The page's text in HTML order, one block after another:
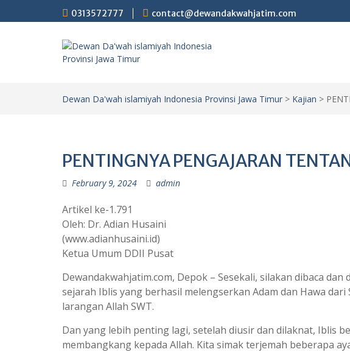
0313572777 contact@dewandakwahjatim.com
Dewan Da'wah islamiyah Indonesia Provinsi Jawa Timur > Kajian >
PENTINGNYA PENGAJARAN
February 9, 2024 admin
Artikel ke-1.791
Oleh: Dr. Adian Husaini
(www.adianhusaini.id)
Ketua Umum DDII Pusat
Dewandakwahjatim.com, Depok – Sesekali, silakan dibaca
sejarah Iblis yang berhasil melengserkan Adam dan Hawa
larangan Allah SWT.
Dan yang lebih penting lagi, setelah diusir dan dilaknat, Iblis
membangkang kepada Allah. Kita simak terjemah beberapa